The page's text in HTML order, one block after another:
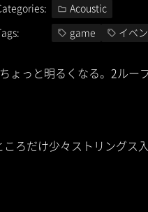
Acoustic
game イベ
ょっと明るくなる。2ループ
ろだけ少々ストリングス